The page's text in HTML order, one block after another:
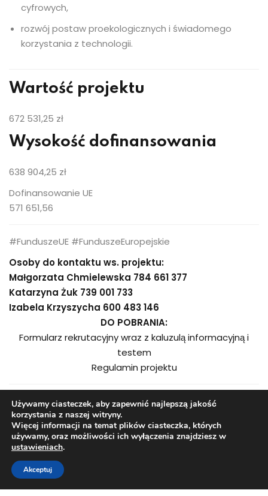
cyfrowych,
rozwój postaw proekologicznych i świadomego
korzystania z technologii.
Wartość projektu
672 531,25 zł
Wysokość dofinansowania
638 904,25 zł
Dofinansowanie UE
571 651,56
#FunduszeUE #FunduszeEuropejskie
Osoby do kontaktu ws. projektu:
Małgorzata Chmielewska 784 661 377
Katarzyna Żuk 739 001 733
Izabela Krzyszycha 600 483 146
DO POBRANIA:
Formularz rekrutacyjny wraz z kaluzulą informacyjną i
testem
Regulamin projektu
Używamy ciasteczek, aby zapewnić najlepszą jakość
korzystania z naszej witryny.
Więcej informacji na temat plików ciasteczka, których
używamy, oraz możliwości ich wyłączenia znajdziesz w
ustawieniach.
Akceptuj